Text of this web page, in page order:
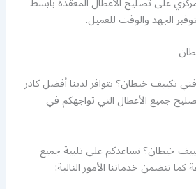
الجهد والوقت للعميل.
تكييف خيطان؟ يتوافر لدينا أفضل كادر
جميع الأعطال التي تواجهكم في
خيطان؟ نساعدكم على تلبية جميع
تتضمن خدماتنا الأمور التالية: